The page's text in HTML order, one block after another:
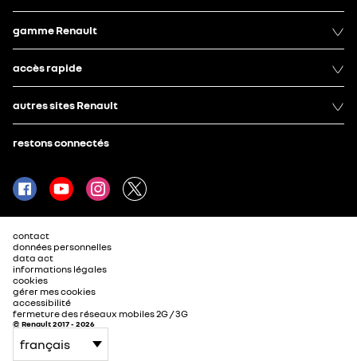
gamme Renault
accès rapide
autres sites Renault
restons connectés
contact
données personnelles
data act
informations légales
cookies
gérer mes cookies
accessibilité
fermeture des réseaux mobiles 2G / 3G
© Renault 2017 - 2026